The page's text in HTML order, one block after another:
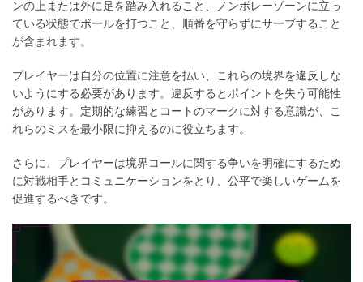
ンの上または外に足を踏み入れること、ノンボレーゾーンに立っ
ている状態でボールを打つこと、順番を守らずにサーブすること
が含まれます。
プレイヤーは自分の位置に注意を払い、これらの境界を違反しな
いようにする必要があります。違反するとポイントを失う可能性
があります。定期的な練習とコートのマークに対する意識が、こ
れらのミスを最小限に抑えるのに役立ちます。
さらに、プレイヤーは境界コールに関する争いを明確にするため
に対戦相手とコミュニケーションをとり、公平で楽しいゲームを
促進するべきです。